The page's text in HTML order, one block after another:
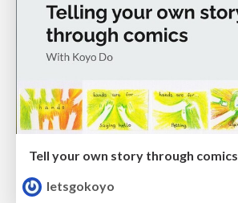
Tell your own story through comics
letsgokoyo